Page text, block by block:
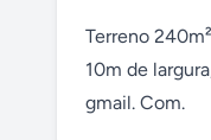
Terreno
10m de
gmail. Com.